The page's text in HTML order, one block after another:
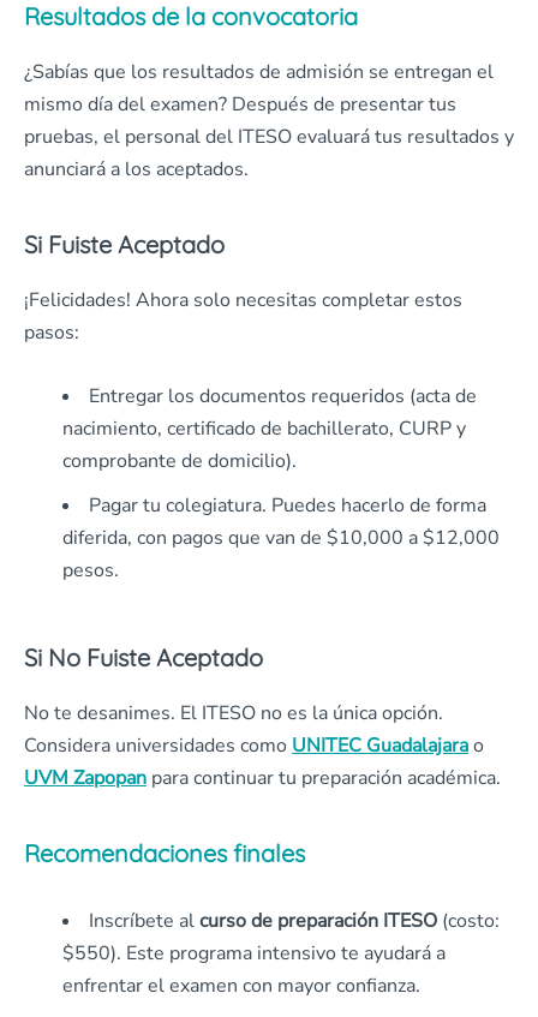
Resultados de la convocatoria
¿Sabías que los resultados de admisión se entregan el
mismo día del examen? Después de presentar tus
pruebas, el personal del ITESO evaluará tus resultados y
anunciará a los aceptados.
Si Fuiste Aceptado
¡Felicidades! Ahora solo necesitas completar estos
pasos:
Entregar los documentos requeridos (acta de
nacimiento, certificado de bachillerato, CURP y
comprobante de domicilio).
Pagar tu colegiatura. Puedes hacerlo de forma
diferida, con pagos que van de $10,000 a $12,000
pesos.
Si No Fuiste Aceptado
No te desanimes. El ITESO no es la única opción.
Considera universidades como UNITEC Guadalajarao
UVM Zapopan para continuar tu preparación académica.
Recomendaciones finales
Inscríbete alcurso de preparación ITESO (costo:
$550). Este programa intensivo te ayudará a
enfrentar el examen con mayor confianza.